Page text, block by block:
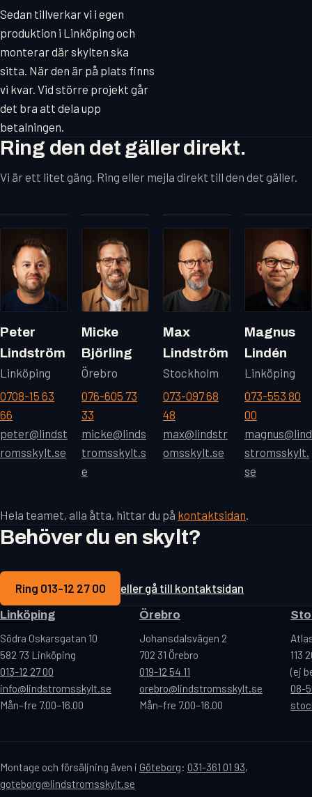
Sedan tillverkar vi i egen
produktion i Linköping och
monterar där skylten ska
sitta. När den är på plats finns
vi kvar. Vid större projekt går
det bra att dela upp
betalningen.
Ring den det gäller direkt.
Vi är ett litet gäng. Ring eller mejla direkt till den det gäller.
Peter
Lindström
Linköping
0708-15 63
66
peter@lindst
romsskylt.se
Micke
Björling
Örebro
076-605 73
33
micke@linds
tromsskylt.s
e
Max
Lindström
Stockholm
073-097 68
48
max@lindstr
omsskylt.se
Magnus
Lindén
Linköping
073-553 80
00
magnus@lind
stromsskylt.
se
Hela teamet, alla åtta, hittar du på kontaktsidan
Behöver du en skylt?
Ring 013-12 27 00 eller gå till kontaktsidan
Linköping
Södra Oskarsgatan 10
582 73 Linköping
013-12 27 00
info@lindstromsskylt.se
Mån–fre 7.00–16.00
Örebro
Johansdalsvägen 2
702 31 Örebro
019-12 54 11
orebro@lindstromsskylt.se
Mån–fre 7.00–16.00
113
(ej
08-
Montage och försäljning även i Göteborg: 031-361 01 93,
goteborg@lindstromsskylt.se